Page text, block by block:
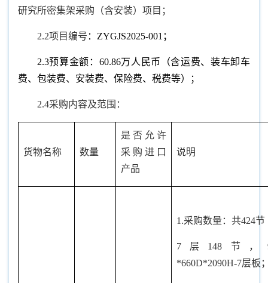
研究所密集架采购（含安装）项目；
2.2项目编号 ：ZYGJS2025-001；
2.3预算金额：60.86万人民币（含运费、装车卸车
费、包装费、安装费、保险费、税费等）；
2.4采购内容及范围：
货物名称 数量
是否允许
采购进口
产品
说明
1.采购数量：共424节
7层148节，
*660D*2090H-7层板